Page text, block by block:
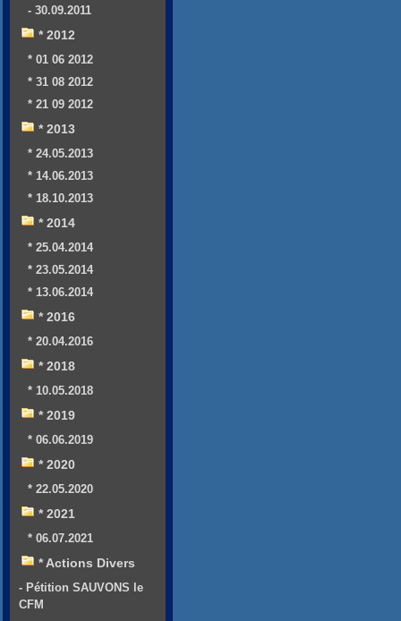
- 30.09.2011
* 2012
* 01 06 2012
* 31 08 2012
* 21 09 2012
* 2013
* 24.05.2013
* 14.06.2013
* 18.10.2013
* 2014
* 25.04.2014
* 23.05.2014
* 13.06.2014
* 2016
* 20.04.2016
* 2018
* 10.05.2018
* 2019
* 06.06.2019
* 2020
* 22.05.2020
* 2021
* 06.07.2021
* Actions Divers
- Pétition SAUVONS le
CFM